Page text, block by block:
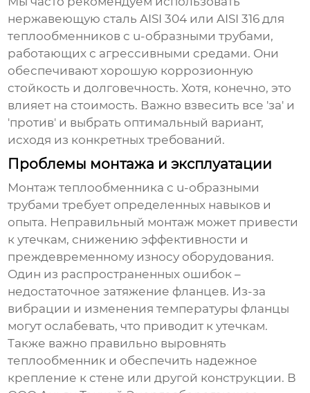
нержавеющую сталь AISI 304 или AISI 316 для
теплообменников с u-образными трубами,
работающих с агрессивными средами. Они
обеспечивают хорошую коррозионную
стойкость и долговечность. Хотя, конечно, это
влияет на стоимость. Важно взвесить все 'за' и
'против' и выбрать оптимальный вариант,
исходя из конкретных требований.
Проблемы монтажа и эксплуатации
Монтажтеплообменника с u-образными
трубами требует определенных навыков и
опыта. Неправильный монтаж может привести
к утечкам, снижению эффективности и
преждевременному износу оборудования.
Один из распространенных ошибок –
недостаточное затяжение фланцев. Из-за
вибрации и изменения температуры фланцы
могут ослабевать, что приводит к утечкам.
Также важно правильно выровнять
теплообменник и обеспечить надежное
крепление к стене или другой конструкции. В